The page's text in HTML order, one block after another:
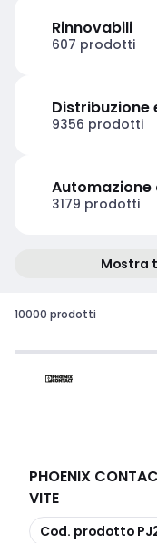
Rinnovabili
607 prodotti
Distribuzione
9356 prodotti
Automazione
3179 prodotti
Mostra
10000 prodotti
PHOENIX
VITE
copia
Cod. prodotto